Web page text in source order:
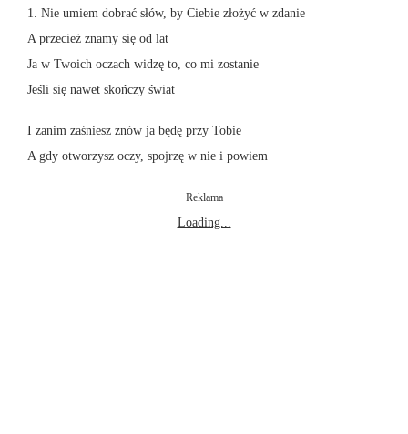
1. Nie umiem dobrać słów, by Ciebie złożyć w zdanie
A przecież znamy się od lat
Ja w Twoich oczach widzę to, co mi zostanie
Jeśli się nawet skończy świat
I zanim zaśniesz znów ja będę przy Tobie
A gdy otworzysz oczy, spojrzę w nie i powiem
Reklama
Loading...